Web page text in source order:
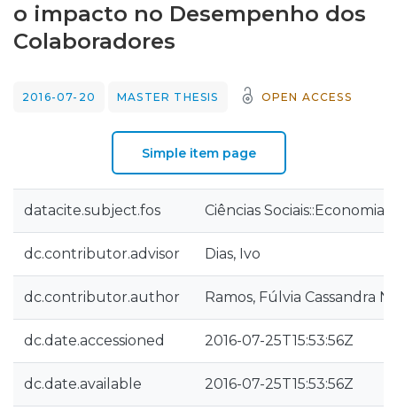
Statistics
o impacto no Desempenho dos
Colaboradores
2016-07-20 MASTER THESIS OPEN ACCESS
Simple item page
datacite.subject.fos Ciências Sociais::Economia
dc.contributor.advisor Dias, Ivo
dc.contributor.author Ramos, Fúlvia Cassandra
dc.date.accessioned 2016-07-25T15:53:56Z
dc.date.available 2016-07-25T15:53:56Z